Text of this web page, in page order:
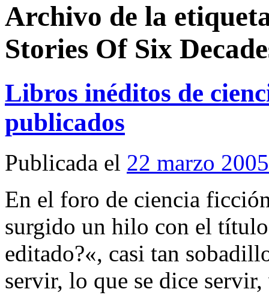
Archivo de la
Stories Of Six
Libros inéditos de
publicados
Publicada el 22 marzo 2005
En el foro de ciencia
surgido un hilo con el
editado?«, casi tan
servir, lo que se dice